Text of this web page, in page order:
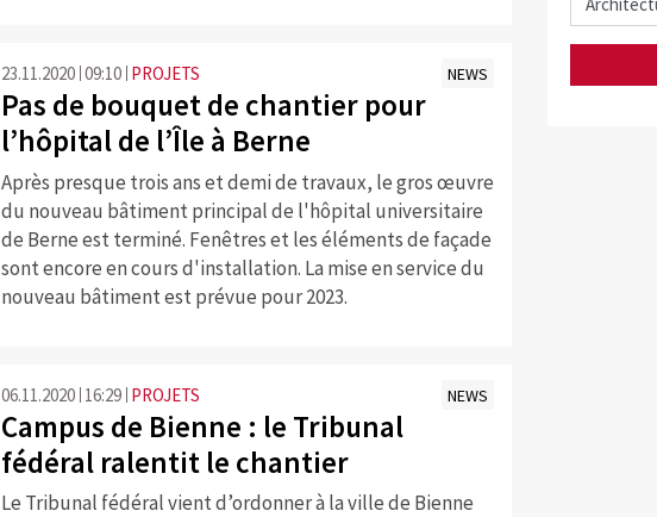
23.11.2020 09:10 PROJETS NEWS
Pas de bouquet de chantier pour
l’hôpital de l’Île à Berne
Après presque trois ans et demi de travaux, le gros œuvre
du nouveau bâtiment principal de l'hôpital universitaire
de Berne est terminé. Fenêtres et les éléments de façade
sont encore en cours d'installation. La mise en service du
nouveau bâtiment est prévue pour 2023.
06.11.2020 16:29 PROJETS NEWS
Campus de Bienne : le Tribunal
fédéral ralentit le chantier
Le Tribunal fédéral vient d’ordonner à la ville de Bienne